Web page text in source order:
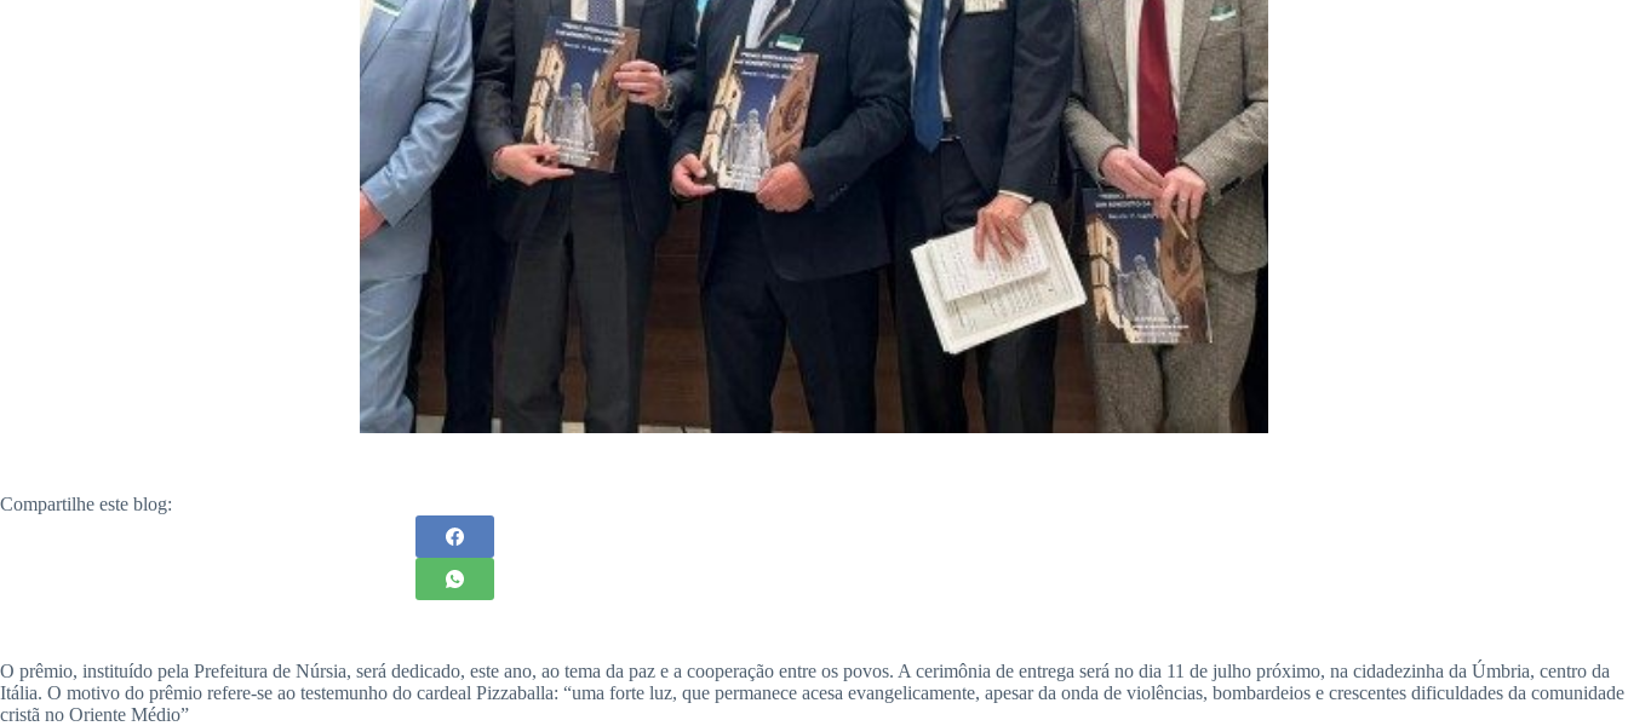
Compartilhe este blog:
O prêmio, instituído pela Prefeitura de Núrsia, será dedicado, este ano, ao tema da paz e a cooperação entre os povos. A cerimônia de entrega será no dia 11 de julho próximo, na cidadezinha da Úmbria, centro da
Itália. O motivo do prêmio refere-se ao testemunho do cardeal Pizzaballa: “uma forte luz, que permanece acesa evangelicamente, apesar da onda de violências, bombardeios e crescentes dificuldades da comunidade
cristã no Oriente Médio”